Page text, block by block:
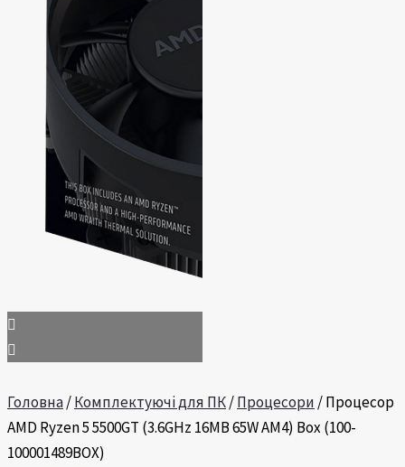
Головна/Комплектуючі для ПК/Процесори / Процесор
AMD Ryzen 5 5500GT (3.6GHz 16MB 65W AM4) Box (100-
100001489BOX)